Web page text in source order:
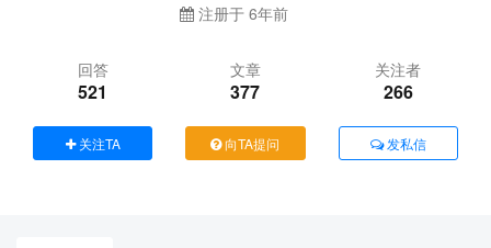
注册于 6年前
回答
521
文章
377
关注者
266
关注TA 向TA提问 发私信